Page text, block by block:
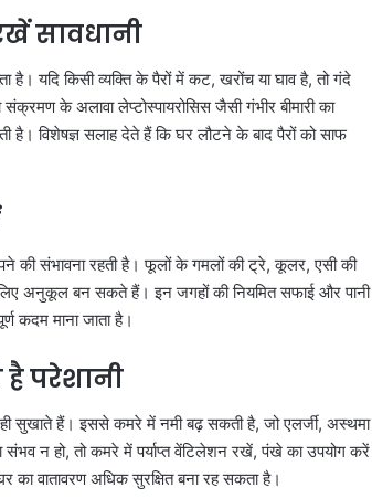
सावधानी
यदि किसी व्यक्ति के पैरों में कट, खरोंच या घाव है, तो गंदे
के अलावा लेप्टोस्पायरोसिस जैसी गंभीर बीमारी का
विशेषज्ञ सलाह देते हैं कि घर लौटने के बाद पैरों को साफ
की संभावना रहती है। फूलों के गमलों की ट्रे, कूलर, एसी की
अनुकूल बन सकते हैं। इन जगहों की नियमित सफाई और पानी
कदम माना जाता है।
परेशानी
सुखाते हैं। इससे कमरे में नमी बढ़ सकती है, जो एलर्जी, अस्थमा
न हो, तो कमरे में पर्याप्त वेंटिलेशन रखें, पंखे का उपयोग करें
वातावरण अधिक सुरक्षित बना रह सकता है।